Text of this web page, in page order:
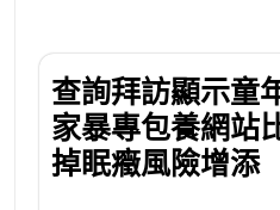
查詢拜訪顯示童
家暴專包養網站
掉眠癥風險增添